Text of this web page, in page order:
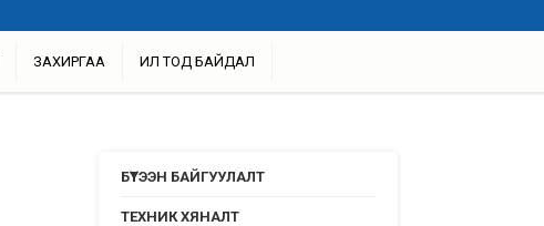
ЗАХИРГАА ИЛ ТОД БАЙДАЛ
БҮТЭЭН БАЙГУУЛАЛТ
ТЕХНИК ХЯНАЛТ